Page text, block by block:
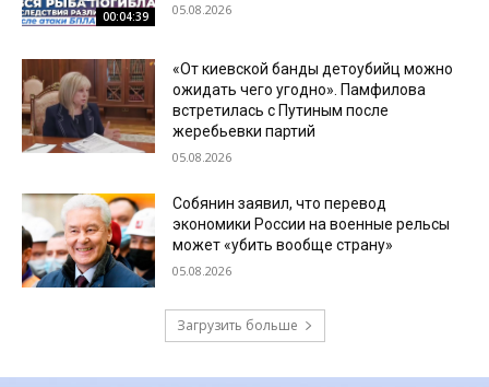
00:04:39 05.08.2026
«От киевской банды детоубийц можно
ожидать чего угодно». Памфилова
встретилась с Путиным после
жеребьевки партий
05.08.2026
Собянин заявил, что перевод
экономики России на военные рельсы
может «убить вообще страну»
05.08.2026
Загрузить больше